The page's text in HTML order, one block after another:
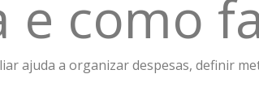
e como
ajuda a organizar despesas, definir